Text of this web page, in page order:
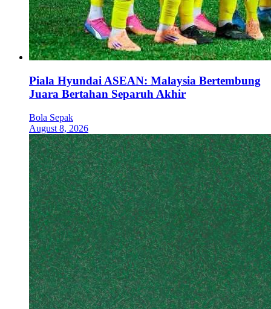
Piala Hyundai ASEAN: Malaysia Bertembung
Juara Bertahan Separuh Akhir
Bola Sepak
August 8, 2026